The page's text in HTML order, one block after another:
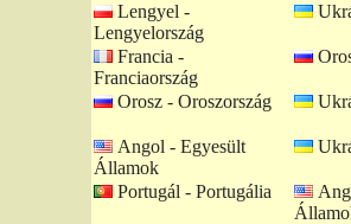
Lengyel -
Lengyelország
Francia -
Franciaország
Orosz - Oroszország
Angol - Egyesült
Államok
Portugál - Portugália